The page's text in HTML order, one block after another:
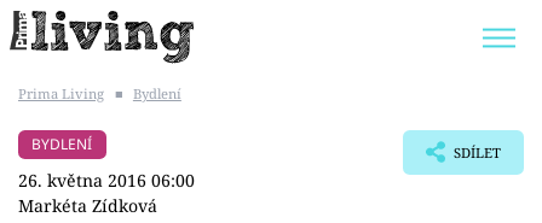
BYDLENÍ SLAVNÝCH
Prima Living ■ Bydlení
BYDLENÍ
26. května 2016 06:00
Markéta Zídková
SDÍLET